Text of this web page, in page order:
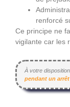
renforcé
Ce principe ne
vigilante car les
À votre
pendant un